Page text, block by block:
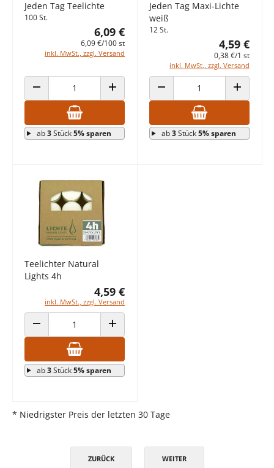
Jeden Tag Teelichte
100 St.
6,09 €
6,09 €/100 st
inkl. MwSt., zzgl. Versand
ANZAHL VERRINGERN ANZAHL ERHÖHEN
ab3Stück5% sparen
Jeden Tag Maxi-Lichte
weiß
12 St.
4,59 €
0,38 €/1 st
inkl. MwSt., zzgl. Versand
ANZAHL VERRINGERN ANZAHL
ab3Stück5% sparen
Teelichter Natural
Lights 4h
4,59 €
inkl. MwSt., zzgl. Versand
ANZAHL VERRINGERN ANZAHL ERHÖHEN
ab3Stück5% sparen
* Niedrigster Preis der letzten 30 Tage
ZURÜCK WEITER